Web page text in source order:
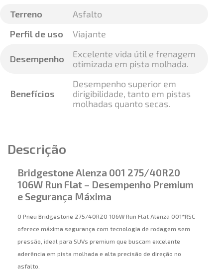
Terreno
Asfalto
Perfil de uso
Viajante
Desempenho
Excelente vida útil e frenagem
otimizada em pista molhada.
Benefícios
Desempenho superior em
dirigibilidade, tanto em pistas
molhadas quanto secas.
Descrição
Bridgestone Alenza 001 275/40R20
106W Run Flat – Desempenho Premium
e Segurança Máxima
O Pneu Bridgestone 275/40R20 106W Run Flat Alenza 001*RSC
oferece máxima segurança com tecnologia de rodagem sem
pressão, ideal para SUVs premium que buscam excelente
aderência em pista molhada e alta precisão de direção no
asfalto.